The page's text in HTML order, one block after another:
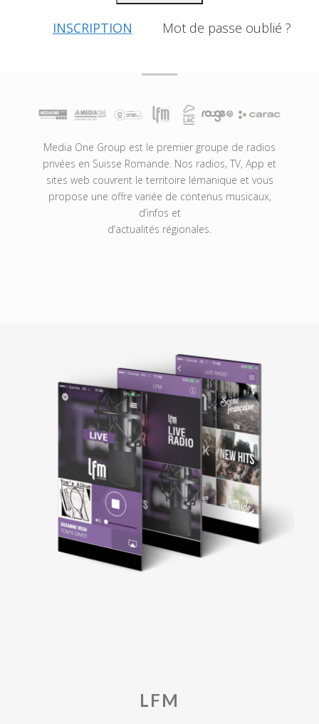
INSCRIPTION Mot de passe oublié ?
Media One Group est le premier groupe de radios
privées en Suisse Romande. Nos radios, TV, App et
sites web couvrent le territoire lémanique et vous
propose une offre variée de contenus musicaux,
d’infos et
d’actualités régionales.
LFM